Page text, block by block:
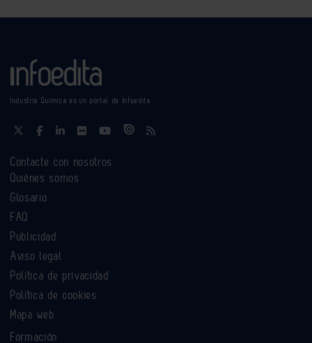
Industria Química es un portal de Infoedita
Contacte con nosotros
Quiénes somos
Glosario
FAQ
Publicidad
Aviso legal
Política de privacidad
Política de cookies
Mapa web
Formación